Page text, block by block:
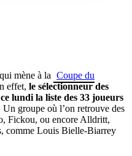
mène à la Coupe du
effet, le sélectionneur des
lundi la liste des 33 joueurs
Un groupe où l’on retrouve des
Fickou, ou encore Alldritt,
comme Louis Bielle-Biarrey